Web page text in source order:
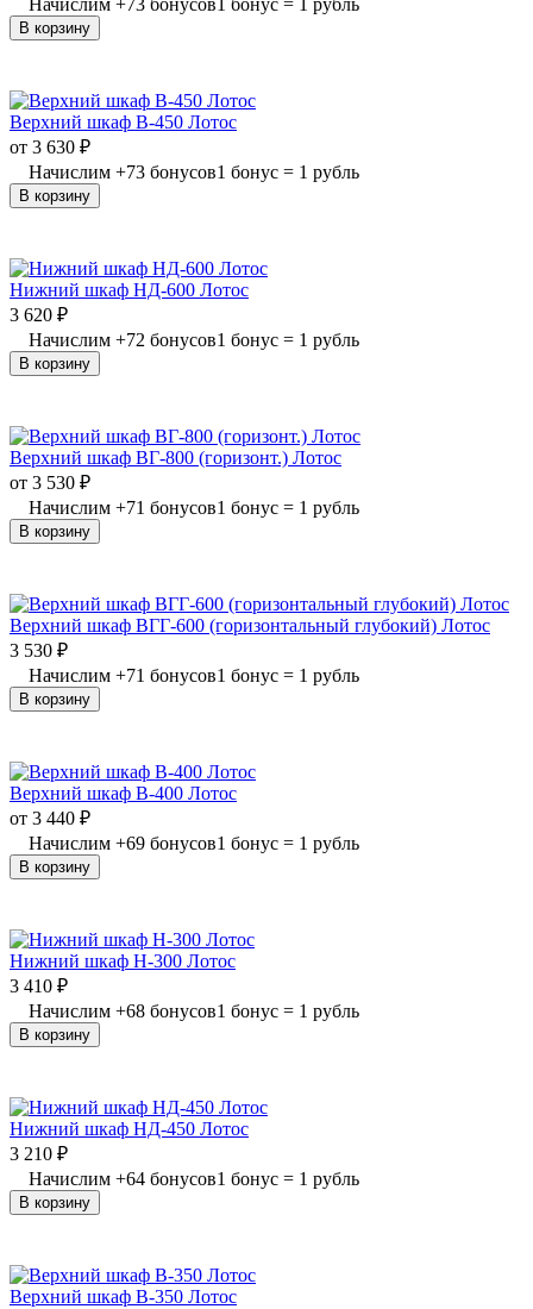
В корзину
Верхний шкаф В-450 Лотос
от 3 630 ₽
Начислим +73 бонусов1 бонус = 1 рубль
В корзину
Нижний шкаф НД-600 Лотос
3 620 ₽
Начислим +72 бонусов1 бонус = 1 рубль
В корзину
Верхний шкаф ВГ-800 (горизонт.) Лотос
от 3 530 ₽
Начислим +71 бонусов1 бонус = 1 рубль
В корзину
Верхний шкаф ВГГ-600 (горизонтальный глубокий) Лотос
3 530 ₽
Начислим +71 бонусов1 бонус = 1 рубль
В корзину
Верхний шкаф В-400 Лотос
от 3 440 ₽
Начислим +69 бонусов1 бонус = 1 рубль
В корзину
Нижний шкаф Н-300 Лотос
3 410 ₽
Начислим +68 бонусов1 бонус = 1 рубль
В корзину
Нижний шкаф НД-450 Лотос
3 210 ₽
Начислим +64 бонусов1 бонус = 1 рубль
В корзину
Верхний шкаф В-350 Лотос